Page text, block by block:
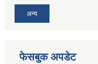
अन्य
फेसबुक अपडेट